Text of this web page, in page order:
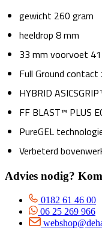
gewicht 260 gram
heeldrop 8 mm
33 mm voorvoet
Full Ground contact
HYBRID
FF BLAST™ PLUS
PureGEL
Verbeterd
Advies nodig?
0182 61 46 00
06 25 269 966